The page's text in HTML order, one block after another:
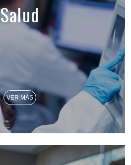
Salud
VER MÁS